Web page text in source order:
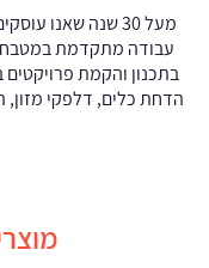
מעל 30 שנה שאנו
עבודה מתקדמת במטבח
בתכנון והקמת
הדחת כלים, דלפקי מזון,